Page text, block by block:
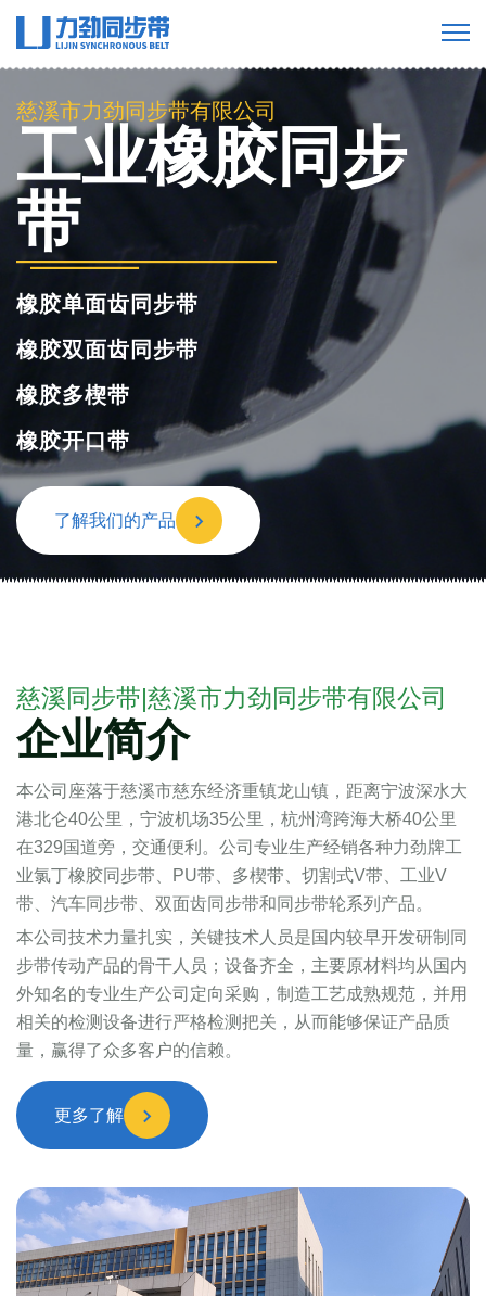
慈溪市力劲同步带有限公司
工业橡胶同步
带
橡胶单面齿同步带
橡胶双面齿同步带
橡胶多楔带
橡胶开口带
了解我们的产品
慈溪同步带|慈溪市力劲同步带有限公司
企业简介
本公司座落于慈溪市慈东经济重镇龙山镇，距离宁波深水大
港北仑40公里，宁波机场35公里，杭州湾跨海大桥40公里
在329国道旁，交通便利。公司专业生产经销各种力劲牌工
业氯丁橡胶同步带、PU带、多楔带、切割式V带、工业V
带、汽车同步带、双面齿同步带和同步带轮系列产品。
本公司技术力量扎实，关键技术人员是国内较早开发研制同
步带传动产品的骨干人员；设备齐全，主要原材料均从国内
外知名的专业生产公司定向采购，制造工艺成熟规范，并用
相关的检测设备进行严格检测把关，从而能够保证产品质
量，赢得了众多客户的信赖。
更多了解